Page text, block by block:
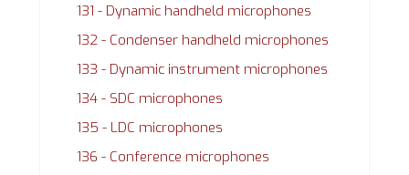
131 - Dynamic handheld microphones
132 - Condenser handheld microphones
133 - Dynamic instrument microphones
134 - SDC microphones
135 - LDC microphones
136 - Conference microphones